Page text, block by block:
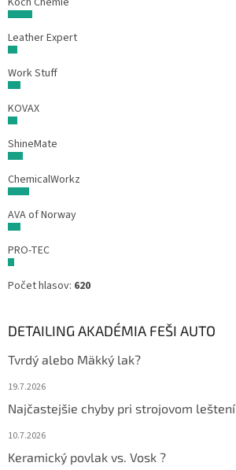
Leather Expert
Work Stuff
KOVAX
ShineMate
ChemicalWorkz
AVA of Norway
PRO-TEC
Počet hlasov: 620
DETAILING AKADÉMIA FEŠI AUTO
Tvrdý alebo Mäkký lak?
19.7.2026
Najčastejšie chyby pri strojovom leštení
10.7.2026
Keramický povlak vs. Vosk ?